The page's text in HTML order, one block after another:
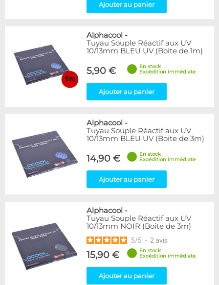
Ajouter au panier
Alphacool -
Tuyau Souple Réactif aux UV
10/13mm BLEU UV (Boite de 1m)
5,90 €
En stock
Expédition immédiate
Ajouter au panier
Alphacool -
Tuyau Souple Réactif aux UV
10/13mm BLEU UV (Boite de 3m)
14,90 €
En stock
Expédition immédiate
Ajouter au panier
Alphacool -
Tuyau Souple Réactif aux UV
10/13mm NOIR (Boite de 3m)
5/5 - 2 avis
15,90 €
En stock
Expédition immédiate
Ajouter au panier